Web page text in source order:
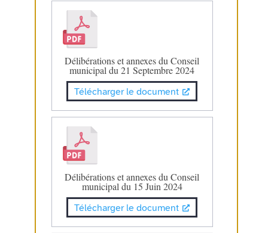
Délibérations et annexes du Conseil
municipal du 21 Septembre 2024
Télécharger le document
Délibérations et annexes du Conseil
municipal du 15 Juin 2024
Télécharger le document